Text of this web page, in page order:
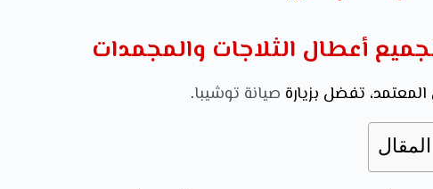
أعطال الثلاجات والمجمدات
تفضل بزيارة صيانة توشيبا.